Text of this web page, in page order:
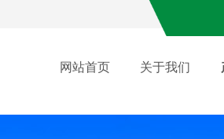
网站首页 关于我们